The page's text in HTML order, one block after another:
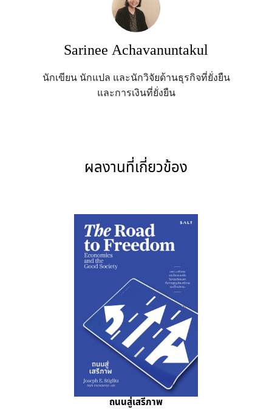
Sarinee Achavanuntakul
นักเขียน นักแปล และนักวิจัยด้านธุรกิจที่ยั่งยืน
และการเงินที่ยั่งยืน
ผลงานที่เกี่ยวข้อง
ถนนสู่เสรีภาพ